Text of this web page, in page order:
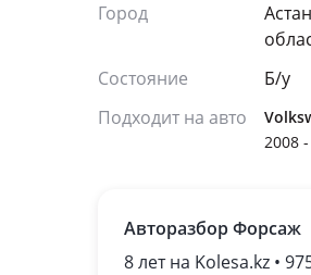
Город
Состояние
Б/y
Подходит на авто
2008
Авторазбор Форсаж
8 лет на Kolesa.kz •